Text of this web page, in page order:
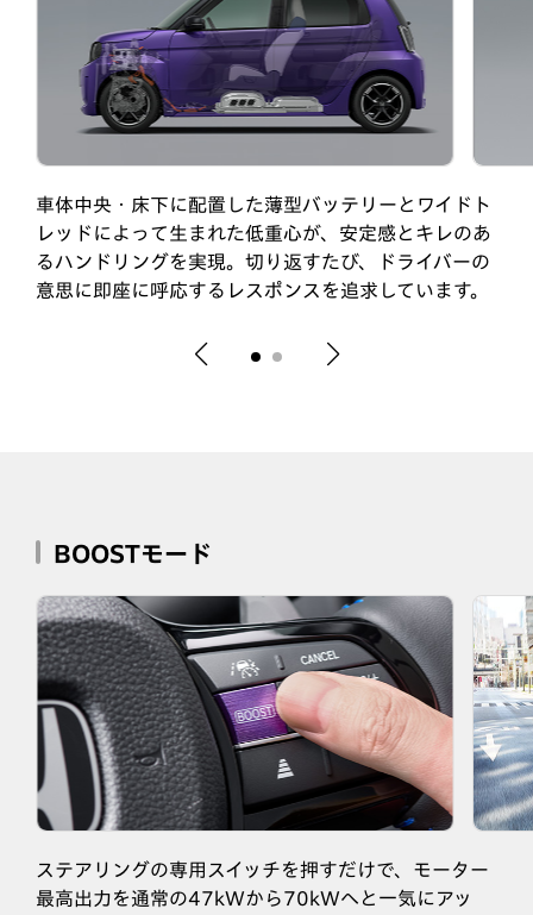
車体中央・床下に配置した薄型バッテリーとワイドト
レッドによって生まれた低重心が、安定感とキレのあ
るハンドリングを実現。切り返すたび、ドライバーの
意思に即座に呼応するレスポンスを追求しています。
BOOSTモード
ステアリングの専用スイッチを押すだけで、モーター
最高出力を通常の47kWから70kWへと一気にアッ